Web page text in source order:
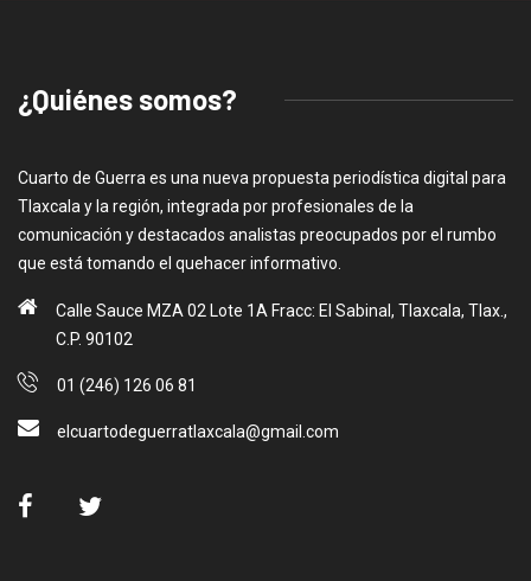
¿Quiénes somos?
Cuarto de Guerra es una nueva propuesta periodística digital para
Tlaxcala y la región, integrada por profesionales de la
comunicación y destacados analistas preocupados por el rumbo
que está tomando el quehacer informativo.
Calle Sauce MZA 02 Lote 1A Fracc: El Sabinal, Tlaxcala, Tlax.,
C.P. 90102
01 (246) 126 06 81
elcuartodeguerratlaxcala@gmail.com